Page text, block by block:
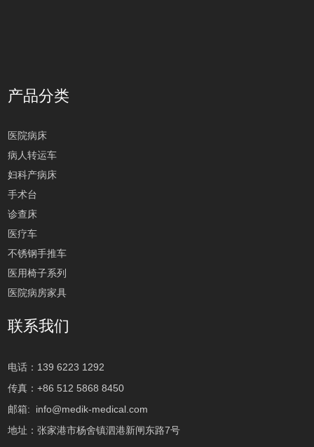
产品分类
医院病床
病人转运车
妇科产病床
手术台
诊查床
医疗车
不锈钢手推车
医用椅子系列
医院病房家具
联系我们
电话：139 6223 1292
传真：+86 512 5868 8450
邮箱: info@medik-medical.com
地址：张家港市杨舍镇泗港新闸东路7号